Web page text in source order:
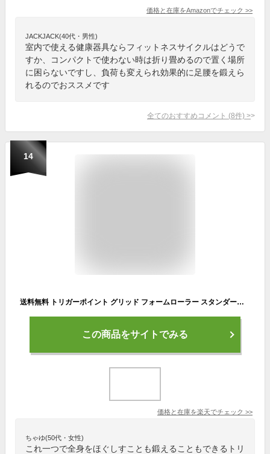
価格と在庫をAmazonでチェック >>
JACKJACK(40代・男性)
室内で使える健康器具ならフィットネスサイクルはどうで
すか、コンパクトで使わない時は折り畳めるので置く場所
に困らないですし、負荷も変えられ効果的に足腰を鍛えら
れるのでおススメです
全てのおすすめコメント (8件) >
14
送料無料 トリガーポイント グリッド フォームローラー スタンダードモデル トレーニング
この商品をサイトでみる
価格と在庫を楽天でチェック >>
ちゃゆ(50代・女性)
これ一つで全身をほぐしすことも鍛えることもできるトリ